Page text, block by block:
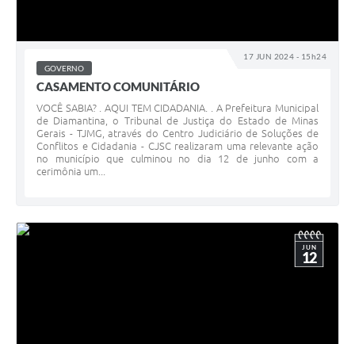
17 JUN 2024 - 15h24
GOVERNO
CASAMENTO COMUNITÁRIO
VOCÊ SABIA? . AQUI TEM CIDADANIA. . A Prefeitura Municipal
de Diamantina, o Tribunal de Justiça do Estado de Minas
Gerais - TJMG, através do Centro Judiciário de Soluções de
Conflitos e Cidadania - CJSC realizaram uma relevante ação
no município que culminou no dia 12 de junho com a
cerimônia um...
JUN
12